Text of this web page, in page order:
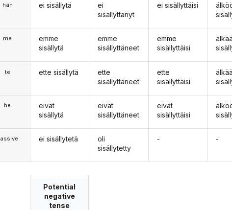
hän
me
te
he
ei sisällytä
emme
sisällytä
ette sisällytä
eivät
sisällytä
ei sisällytetä
ei
sisällyttänyt
emme
sisällyttäneet
ette
sisällyttäneet
eivät
sisällyttäneet
oli
sisällytetty
ei sisällyttäisi
emme
sisällyttäisi
ette
sisällyttäisi
eivät
sisällyttäisi
-
älkää
-
Potential
negative
tense